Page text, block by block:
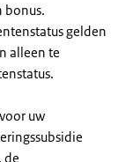
bonus.
gelden
alleen te
uw
de